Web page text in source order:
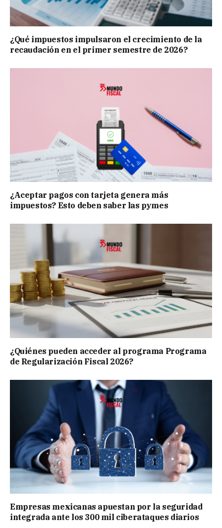
¿Qué impuestos impulsaron el crecimiento de la
recaudación en el primer semestre de 2026?
¿Aceptar pagos con tarjeta genera más
impuestos? Esto deben saber las pymes
¿Quiénes pueden acceder al programa Programa
de Regularización Fiscal 2026?
Empresas mexicanas apuestan por la seguridad
integrada ante los 300 mil ciberataques diarios